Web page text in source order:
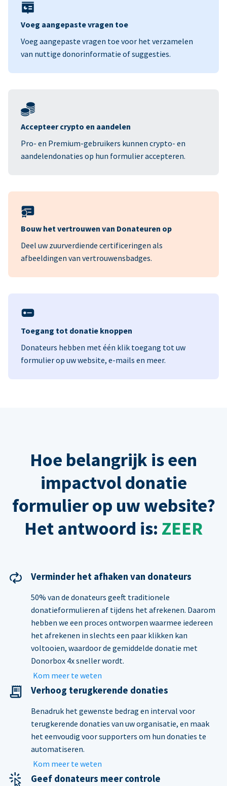
Voeg aangepaste vragen toe
Voeg aangepaste vragen toe voor het verzamelen
van nuttige donorinformatie of suggesties.
Accepteer crypto en aandelen
Pro- en Premium-gebruikers kunnen crypto- en
aandelendonaties op hun formulier accepteren.
Bouw het vertrouwen van Donateuren op
Deel uw zuurverdiende certificeringen als
afbeeldingen van vertrouwensbadges.
Toegang tot donatie knoppen
Donateurs hebben met één klik toegang tot uw
formulier op uw website, e-mails en meer.
Hoe belangrijk is een
impactvol donatie
formulier op uw website?
Het antwoord is: ZEER
Verminder het afhaken van donateurs
50% van de donateurs geeft traditionele
donatieformulieren af tijdens het afrekenen. Daarom
hebben we een proces ontworpen waarmee iedereen
het afrekenen in slechts een paar klikken kan
voltooien, waardoor de gemiddelde donatie met
Donorbox 4x sneller wordt.
Kom meer te weten
Verhoog terugkerende donaties
Benadruk het gewenste bedrag en interval voor
terugkerende donaties van uw organisatie, en maak
het eenvoudig voor supporters om hun donaties te
automatiseren.
Kom meer te weten
Geef donateurs meer controle